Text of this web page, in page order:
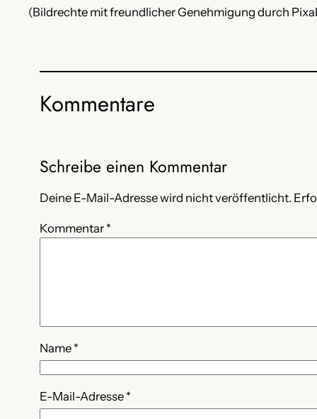
(Bildrechte mit freundlicher Genehmigung durch
Kommentare
Schreibe einen Kommentar
Deine E-Mail-Adresse wird nicht veröffentlicht.
Kommentar *
Name *
E-Mail-Adresse *